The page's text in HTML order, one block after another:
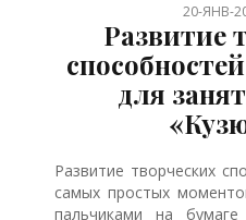
20-ЯНВ-
Развитие
для
Развитие творческих
самых простых
пальчиками на